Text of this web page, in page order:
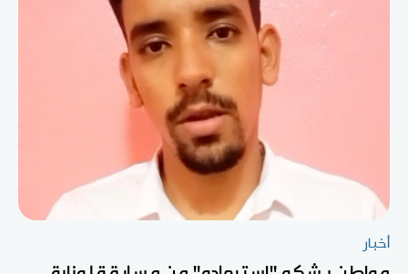
أخبار